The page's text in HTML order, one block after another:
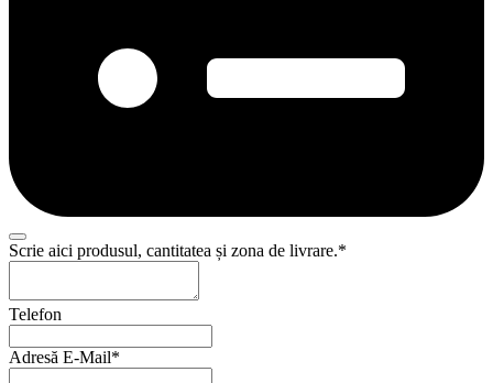
Scrie aici produsul, cantitatea și zona de livrare.*
Telefon
Adresă E-Mail*